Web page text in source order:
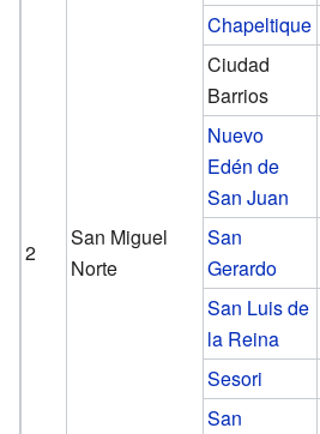
2
San Miguel
Norte
Chapeltique
Ciudad
Barrios
Nuevo
Edén de
San Juan
San
Gerardo
San Luis de
la Reina
Sesori
San